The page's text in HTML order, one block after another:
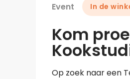
Event In de
Kom
Op zoek naar een